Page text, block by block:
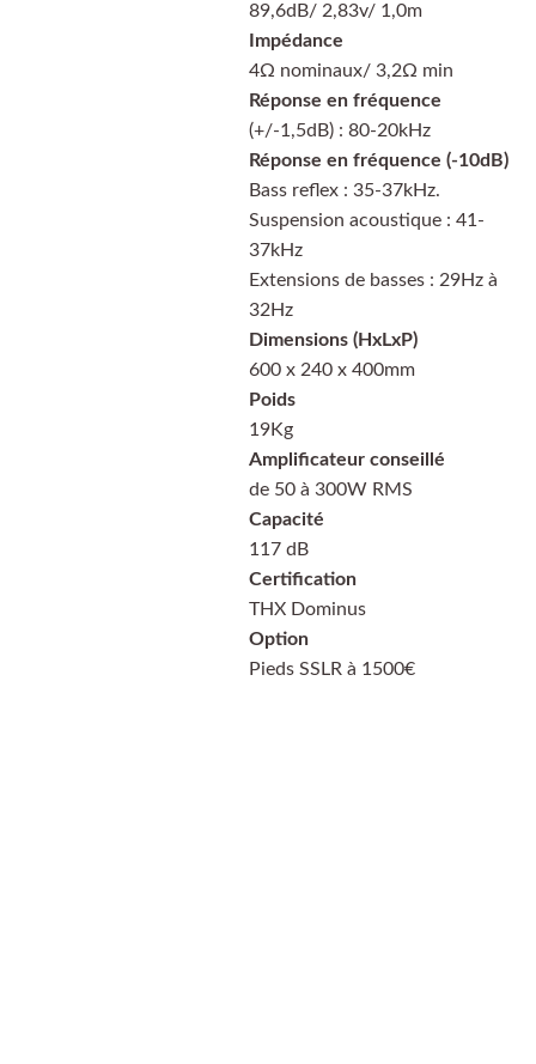
89,6dB/ 2,83v/ 1,0m
Impédance
4Ω nominaux/ 3,2Ω min
Réponse en fréquence
(+/-1,5dB) : 80-20kHz
Réponse en fréquence (-10dB)
Bass reflex : 35-37kHz.
Suspension acoustique : 41-
37kHz
Extensions de basses : 29Hz à
32Hz
Dimensions (HxLxP)
600 x 240 x 400mm
Poids
19Kg
Amplificateur conseillé
de 50 à 300W RMS
Capacité
117 dB
Certification
THX Dominus
Option
Pieds SSLR à 1500€